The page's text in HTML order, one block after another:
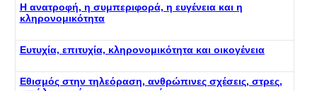
Η ανατροφή, η συμπεριφορά, η ευγένεια και η
κληρονομικότητα
Ευτυχία, επιτυχία, κληρονομικότητα και οικογένεια
Εθισμός στην τηλεόραση, ανθρώπινες σχέσεις, στρες,